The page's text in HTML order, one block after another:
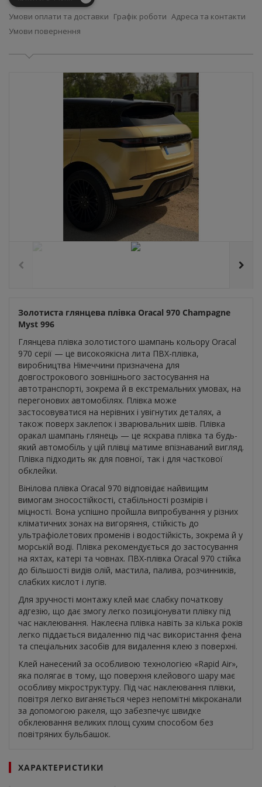
Умови оплати та доставки Графік роботи Адреса та контакти
Умови повернення
Золотиста глянцева плівка Oracal 970 Champagne
Myst 996
Глянцева плівка золотистого шампань кольору Oracal
970 серії — це високоякісна лита ПВХ-плівка,
виробництва Німеччини призначена для
довгострокового зовнішнього застосування на
автотранспорті, зокрема й в екстремальних умовах, на
перегонових автомобілях. Плівка може
застосовуватися на нерівних і увігнутих деталях, а
також поверх заклепок і зварювальних швів. Плівка
оракал шампань глянець — це яскрава плівка та будь-
який автомобіль у цій плівці матиме впізнаваний вигляд.
Плівка підходить як для повної, так і для часткової
обклейки.
Вінілова плівка Oracal 970 відповідає найвищим
вимогам зносостійкості, стабільності розмірів і
міцності. Вона успішно пройшла випробування у різних
кліматичних зонах на вигоряння, стійкість до
ультрафіолетових променів і водостійкість, зокрема й у
морській воді. Плівка рекомендується до застосування
на яхтах, катері та човнах. ПВХ-плівка Oracal 970 стійка
до більшості видів олій, мастила, палива, розчинників,
слабких кислот і лугів.
Для зручності монтажу клей має слабку початкову
адгезію, що дає змогу легко позиціонувати плівку під
час наклеювання. Наклеєна плівка навіть за кілька років
легко піддається видаленню під час використання фена
та спеціальних засобів для видалення клею з поверхні.
Клей нанесений за особливою технологією «Rapid Air»,
яка полягає в тому, що поверхня клейового шару має
особливу мікроструктуру. Під час наклеювання плівки,
повітря легко виганяється через непомітні мікроканали
за допомогою ракеля, що забезпечує швидке
обклеювання великих площ сухим способом без
повітряних бульбашок.
ХАРАКТЕРИСТИКИ